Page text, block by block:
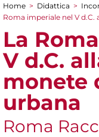
Tu sei qui
Home > Didattica >
Roma imperiale nel V d.C.
La
V d.C.
monete
urbana
Roma